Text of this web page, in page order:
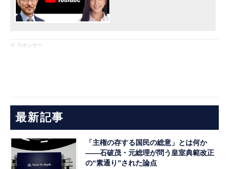
※ スポンサー
最新記事
「主権の存する国民の総意」とは何か
――石破茂・元総理が問う皇室典範改正
の“素通り”された論点